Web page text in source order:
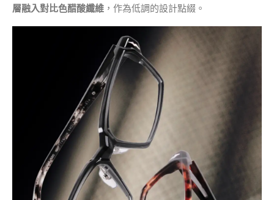
層融入對比色醋酸纖維 ，作為低調的設計點綴。